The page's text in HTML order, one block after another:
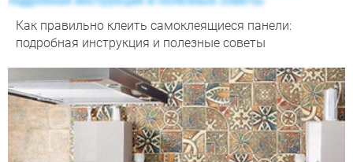
Как правильно клеить самоклеящиеся панели:
подробная инструкция и полезные советы